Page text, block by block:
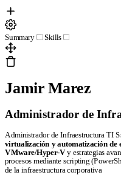
Summary Skills
Jamir Marez
Administrador de
Administrador de Infraestructura TI
virtualización y automatización de
VMware/Hyper-Vy estrategias
procesos mediante scripting
de la infraestructura corporativa
Terms of Service
Copyright © 2026- All right